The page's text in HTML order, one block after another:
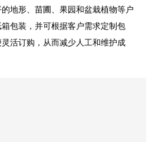
地形、苗圃、果园和盆栽植物等户
包装，并可根据客户需求定制包
活订购，从而减少人工和维护成